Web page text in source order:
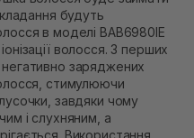
будуть
в моделі BAB6980IE
волосся. З перших
заряджених
стимулюючи
завдяки чому
і слухняним, а